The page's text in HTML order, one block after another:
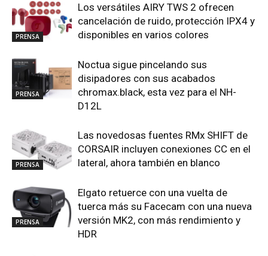
PRENSA
Los versátiles AIRY TWS 2 ofrecen
cancelación de ruido, protección IPX4 y
disponibles en varios colores
PRENSA
Noctua sigue pincelando sus
disipadores con sus acabados
chromax.black, esta vez para el NH-
D12L
PRENSA
Las novedosas fuentes RMx SHIFT de
CORSAIR incluyen conexiones CC en el
lateral, ahora también en blanco
PRENSA
Elgato retuerce con una vuelta de
tuerca más su Facecam con una nueva
versión MK2, con más rendimiento y
HDR